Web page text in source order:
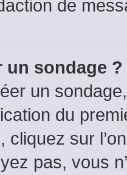
de
un sondage ?
un
du
cliquez sur
pas, vous